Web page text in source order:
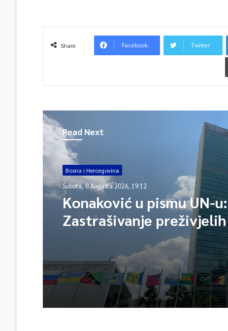
Share Facebook Twitter
Read Next
Bosna i Hercegovina
Subota, 8 Augusta 2026, 19:12
Konaković u pismu UN-u:
Zastrašivanje preživjelih